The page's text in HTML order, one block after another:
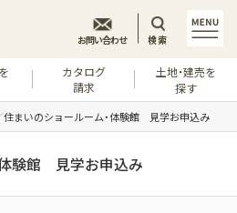
カタログ
請求
土地・建売を
探す
お問い合わせ 検索
住まいのショールーム・体験館 見学お申込み
験館 見学お申込み